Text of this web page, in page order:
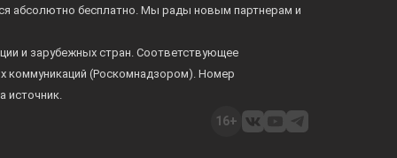
абсолютно бесплатно. Мы рады новым партнерам и
и зарубежных стран. Соответствующее
коммуникаций (Роскомнадзором). Номер
источник.
16+